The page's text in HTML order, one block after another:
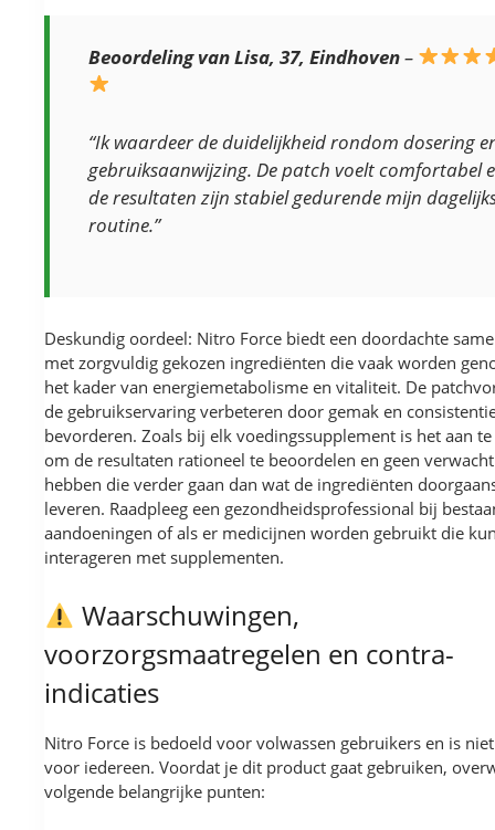
Beoordeling van Lisa, 37, Eindhoven–
“Ik waardeer de duidelijkheid rondom dosering
gebruiksaanwijzing. De patch voelt comfortabel
de resultaten zijn stabiel gedurende mijn
routine.”
Deskundig oordeel: Nitro Force biedt een doordachte
met zorgvuldig gekozen ingrediënten die vaak worden
het kader van energiemetabolisme en vitaliteit. De
de gebruikservaring verbeteren door gemak en
bevorderen. Zoals bij elk voedingssupplement is het aan
om de resultaten rationeel te beoordelen en geen
hebben die verder gaan dan wat de ingrediënten
leveren. Raadpleeg een gezondheidsprofessional bij
aandoeningen of als er medicijnen worden gebruikt die
interageren met supplementen.
Waarschuwingen,
voorzorgsmaatregelen en contra-
indicaties
Nitro Force is bedoeld voor volwassen gebruikers en is
voor iedereen. Voordat je dit product gaat gebruiken,
volgende belangrijke punten: